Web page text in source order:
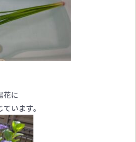
花に
います。